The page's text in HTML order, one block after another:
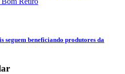
seguem beneficiando produtores da